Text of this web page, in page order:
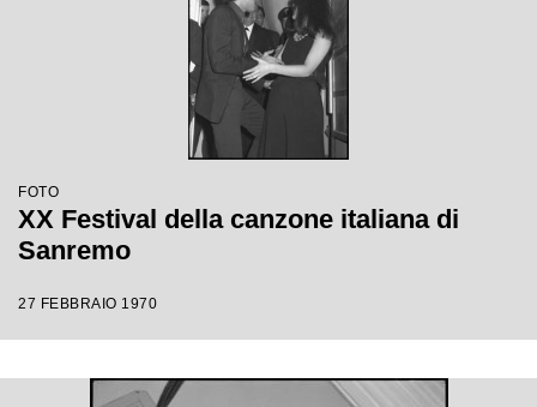
FOTO
XX Festival della canzone italiana di
Sanremo
27 FEBBRAIO 1970